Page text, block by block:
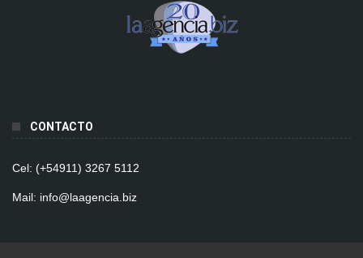
CONTACTO
Cel: (+54911) 3267 5112
Mail: info@laagencia.biz